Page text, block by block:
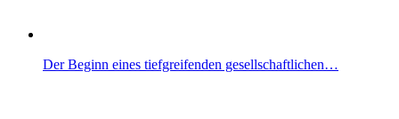
Der Beginn eines tiefgreifenden gesellschaftlichen…